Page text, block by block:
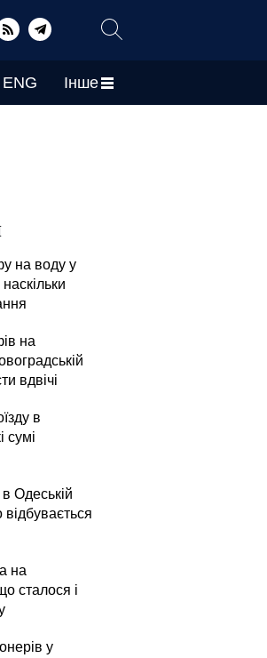
ENG Інше
на воду у
на
вдвічі
в
сумі
Одеській
на
сталося і
у